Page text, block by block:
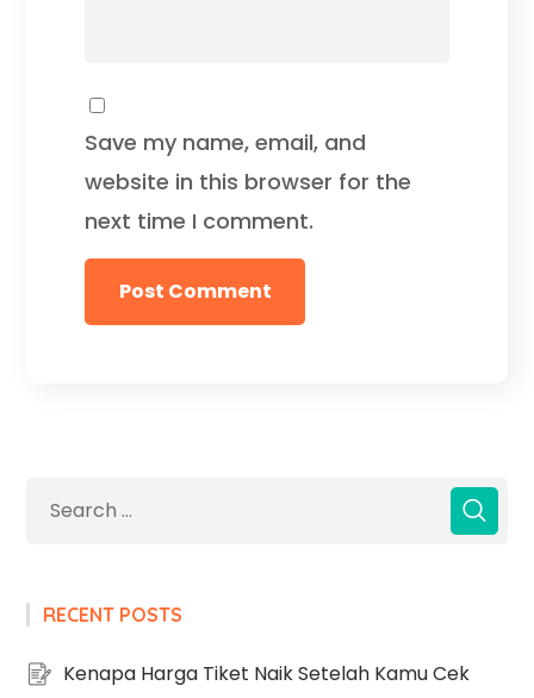
Save my name, email, and
website in this browser for the
next time I comment.
RECENT POSTS
Kenapa Harga Tiket Naik Setelah Kamu Cek